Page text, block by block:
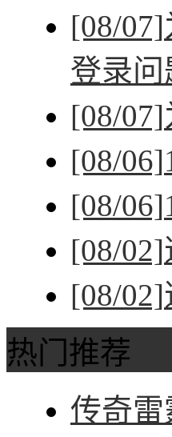
[08/07]
登录问
[08/07]
[08/06]
[08/06]
[08/02]
[08/02]
热门推荐
传奇